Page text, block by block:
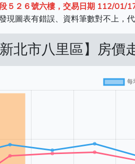
５２６號六樓，交易日期 112/01/
現圖表有錯誤、資料筆數對不上，
新北市八里區】房